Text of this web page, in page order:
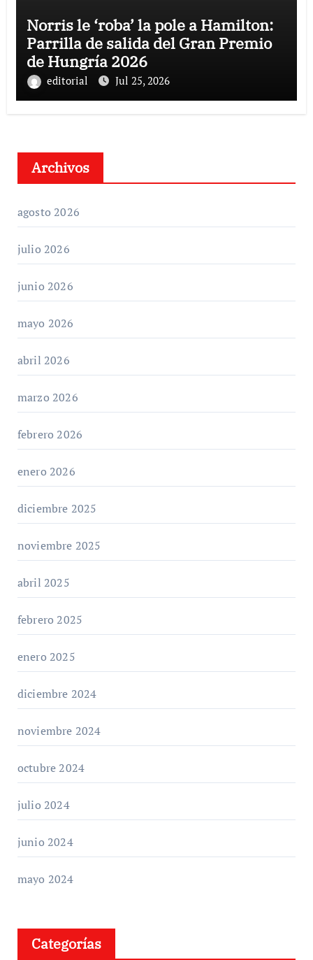
Norris le ‘roba’ la pole a Hamilton:
Parrilla de salida del Gran Premio
de Hungría 2026
editorial Jul 25, 2026
Archivos
agosto 2026
julio 2026
junio 2026
mayo 2026
abril 2026
marzo 2026
febrero 2026
enero 2026
diciembre 2025
noviembre 2025
abril 2025
febrero 2025
enero 2025
diciembre 2024
noviembre 2024
octubre 2024
julio 2024
junio 2024
mayo 2024
Categorías